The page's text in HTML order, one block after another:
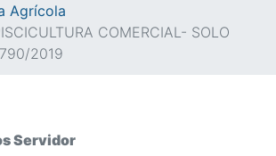
Agrícola
COMERCIAL- SOLO
2019
Servidor